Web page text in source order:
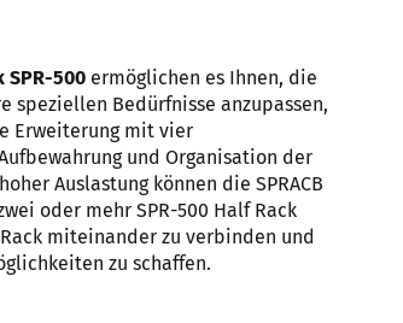
SPR-500 ermöglichen es Ihnen, die
speziellen Bedürfnisse anzupassen,
Erweiterung mit vier
und Organisation der
Auslastung können die SPRACB
oder mehr SPR-500 Half Rack
miteinander zu verbinden und
zu schaffen.